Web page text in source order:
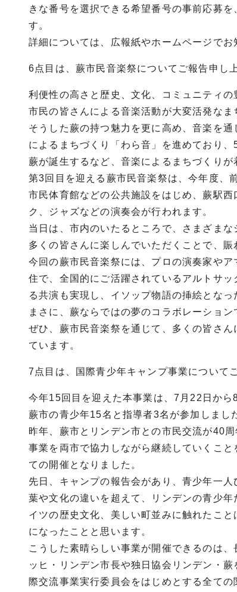
きな番号を選択できる希望番号の事前応募
す。
詳細については、広報紙やホームページで
6点目は、蕨市民音楽祭についてご報告申し
利便性の高さと歴史、文化、コミュニティ
市民の皆さんによる音楽活動が大変活発なま
そうした蕨の持つ魅力を更に高め、音楽を
によるまちづくり「わら音」を進めており
蕨が誕生するなど、音楽によるまちづくりが
第3回目を迎える蕨市民音楽祭は、今年度、
市民体育館などの公共施設をはじめ、蕨駅
ク、ジャズなどの演奏会が行われます。
当日は、市内のいたるところで、さまざま
多くの皆さんに楽しんでいただくことで、
今回の蕨市民音楽祭には、プロの演奏家や
住で、全国的にご活躍されているアルトサ
る共演も実現し、イソップ物語の挿絵とな
まさに、蕨ならではの夢のコラボレーション
ぜひ、蕨市民音楽祭を通じて、多くの皆さ
ています。
7点目は、国際青少年キャンプ事業について
今年15回目を迎えた本事業は、7月22日から
蕨市の青少年15名と指導者3名が参加しまし
昨年、蕨市とリンデン市との市民交流が40
事業を両市で協力しながら継続していくこ
ての開催となりました。
先日、キャンプの報告会があり、青少年一
葉や文化の違いを超えて、リンデンの青少
イツの歴史文化、美しい町並みに触れたこ
になったことと思います。
こうした素晴らしい事業が開催できるのは
ッヒ・リンデン市長や独日協会リンデン・
際交流事業実行委員会をはじめとする全て